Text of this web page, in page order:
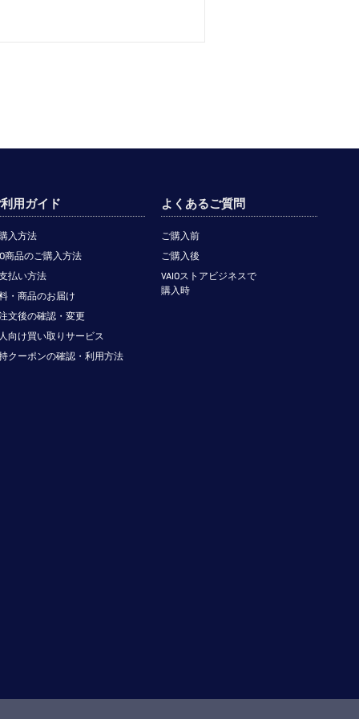
用ガイド
入方法
商品のご購入方法
払い方法
・商品のお届け
文後の確認・変更
向け買い取りサービス
クーポンの確認・利用方法
よくあるご質問
ご購入前
ご購入後
VAIOストアビジネスで
購入時